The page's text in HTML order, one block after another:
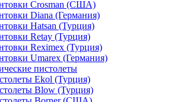
Crosman (США)
Diana (Германия)
Hatsan (Турция)
Retay (Турция)
Reximex (Турция)
Umarex (Германия)
пистолеты
Ekol (Турция)
Blow (Турция)